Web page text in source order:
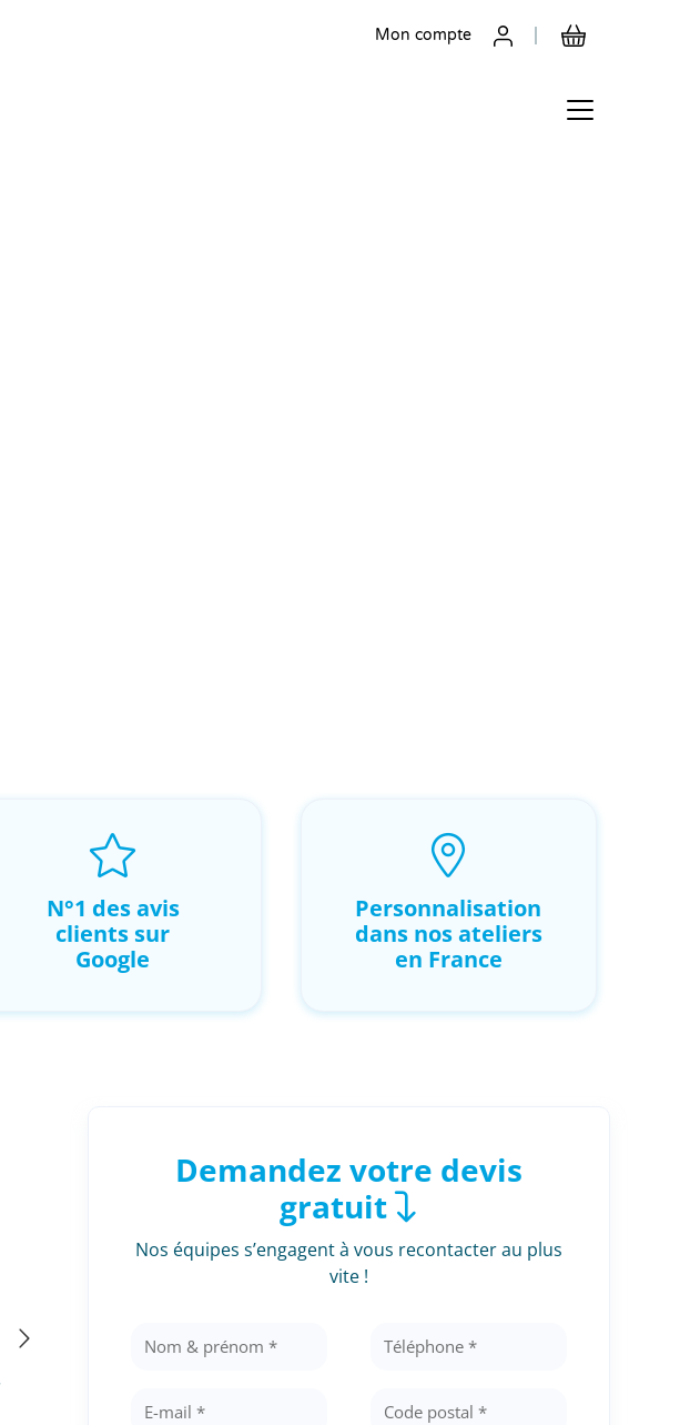
Mon compte
N°1 des avis
clients sur
Google
Personnalisation
dans nos ateliers
en France
d'occasion
Demandez votre devis
gratuit
Nos équipes s’engagent à vous recontacter au plus
vite !